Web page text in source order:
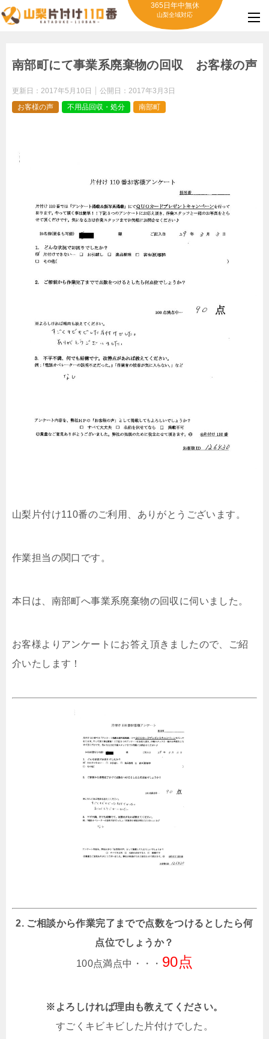
365日年中無休
山梨全域対応
南部町にて事業系廃棄物の回収 お客様の声
更新日： 2017年5月10日 公開日： 2017年3月3日
お客様の声
不用品回収・処分 南部町
山梨片付け110番のご利用、ありがとうございます。
作業担当の関口です。
本日は、南部町へ事業系廃棄物の回収に伺いました。
お客様よりアンケートにお答え頂きましたので、ご紹
介いたします！
2. ご相談から作業完了までで点数をつけるとしたら何
点位でしょうか？
100点満点中・・・ 90点
※よろしければ理由も教えてください。
すごくキビキビした片付けでした。